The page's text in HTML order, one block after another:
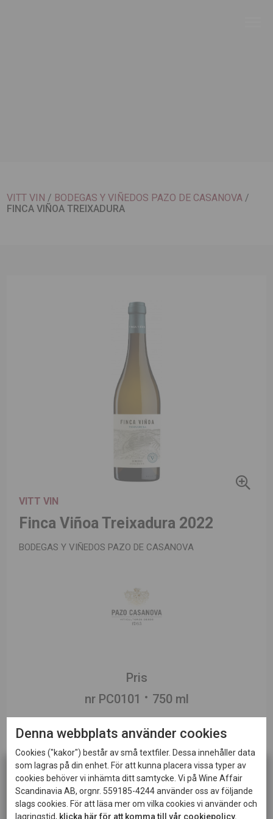
VITT VIN / BODEGAS Y VIÑEDOS PAZO DE CASANOVA /
FINCA VIÑOA TREIXADURA
VITT VIN
Finca Viñoa Treixadura 2022
BODEGAS Y VIÑEDOS PAZO DE CASANOVA
Pris
nr PC0101
750 ml
UrsprungSpanien, Ribeiro
SortimentRestaurangsortiment
Denna webbplats använder cookies
Cookies ("kakor") består av små textfiler. Dessa innehåller data
som lagras på din enhet. För att kunna placera vissa typer av
cookies behöver vi inhämta ditt samtycke. Vi på Wine Affair
Scandinavia AB, orgnr. 559185-4244 använder oss av följande
slags cookies. För att läsa mer om vilka cookies vi använder och
lagringstid, klicka här för att komma till vår cookiepolicy.